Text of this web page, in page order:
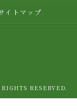
イトマップ
RIGHTS RESERVED.